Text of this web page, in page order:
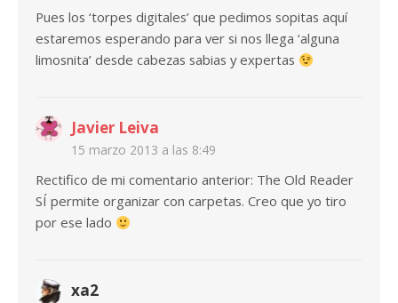
Pues los ‘torpes digitales’ que pedimos sopitas aquí
estaremos esperando para ver si nos llega ‘alguna
limosnita’ desde cabezas sabias y expertas
Javier Leiva
15 marzo 2013 a las 8:49
Rectifico de mi comentario anterior: The Old Reader
SÍ permite organizar con carpetas. Creo que yo tiro
por ese lado
xa2